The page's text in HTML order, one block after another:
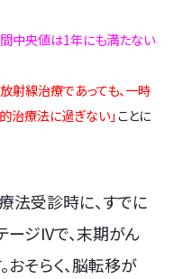
中央値は1年にも満たない
射線治療であっても、一時
治療法に過ぎない」ことに
法受診時に、すでに
ジIVで、末期がん
おそらく、脳転移が